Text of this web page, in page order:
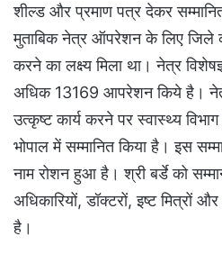
शील्ड और प्रमाण पत्र देकर
मुताबिक नेत्र ऑपरेशन के लिए जिले
करने का लक्ष्य मिला था। नेत्र
अधिक 13169 आपरेशन किये है।
उत्कृष्ट कार्य करने पर स्वास्थ्य
भोपाल में सम्मानित किया है। इस
नाम रोशन हुआ है। श्री बर्डे को
अधिकारियों, डॉक्टरों, इष्ट मित्रों
है।